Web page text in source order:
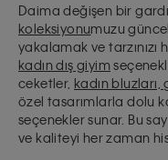
Daima değişen bir
koleksiyonumuzu
yakalamak ve tarzınızı
kadın dış giyim
ceketler, kadın
özel tasarımlarla dolu
seçenekler sunar. Bu
ve kaliteyi her zaman